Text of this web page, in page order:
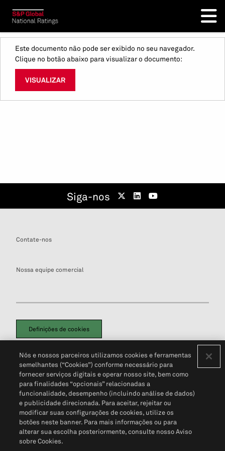
Este documento não pode ser exibido no seu navegador.
Clique no botão abaixo para visualizar o documento:
VISUALIZAR
Siga-nos
Contate-nos
Nossa equipe comercial
Definições de cookies
Política de PrivacidadePortal de privacidade do cliente (em inglês)
Não Venda Minhas Informações Pessoais© 2026 S&P Global
Nós e nossos parceiros utilizamos cookies e ferramentas
semelhantes (“Cookies”) conforme necessário para
fornecer serviços digitais e operar nosso site, bem como
para finalidades “opcionais” relacionadas a
funcionalidade, desempenho (incluindo análise de dados)
e publicidade direcionada. Para aceitar, rejeitar ou
modificar suas configurações de cookies, utilize os
botões neste banner. Para mais informações ou para
alterar sua escolha posteriormente, consulte nosso Aviso
sobre Cookies.